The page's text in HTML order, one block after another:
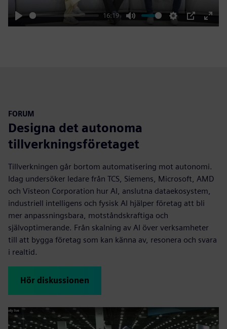
Play
16:19
Mute Settings
PIP
Enter
FORUM
Designa det autonoma
tillverkningsföretaget
Tillverkningen går bortom automatisering mot autonomi.
Idag undersöker ledare från TCS, Siemens, Microsoft, AMD
och Visteon Corporation hur AI, anslutna dataekosystem,
industriell intelligens och fysisk AI hjälper företag att bli
mer anpassningsbara, motståndskraftiga och
självoptimerande. Från skalning av AI över verksamheter
till att bygga företag som kan känna av, resonera och svara
i realtid.
Hör diskussionen